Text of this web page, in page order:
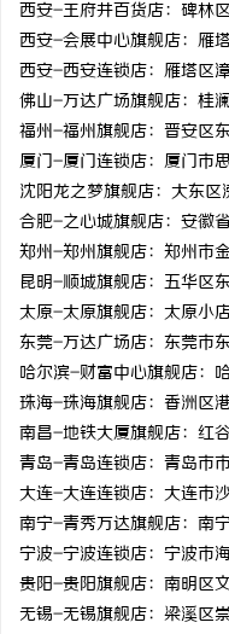
西安-王府井百货店：碑林
西安-会展中心旗舰店：雁
西安-西安连锁店：雁塔区
佛山-万达广场旗舰店：桂
福州-福州旗舰店：晋安区
厦门-厦门连锁店：厦门市
沈阳龙之梦旗舰店：大东
合肥-之心城旗舰店：安徽
郑州-郑州旗舰店：郑州市
昆明-顺城旗舰店：五华区
太原-太原旗舰店：太原小
东莞-万达广场店：东莞市
哈尔滨-财富中心旗舰店：
珠海-珠海旗舰店：香洲区
南昌-地铁大厦旗舰店：红
青岛-青岛连锁店：青岛市
大连-大连连锁店：大连市
南宁-青秀万达旗舰店：南
宁波-宁波连锁店：宁波市
贵阳-贵阳旗舰店：南明区
无锡-无锡旗舰店：梁溪区